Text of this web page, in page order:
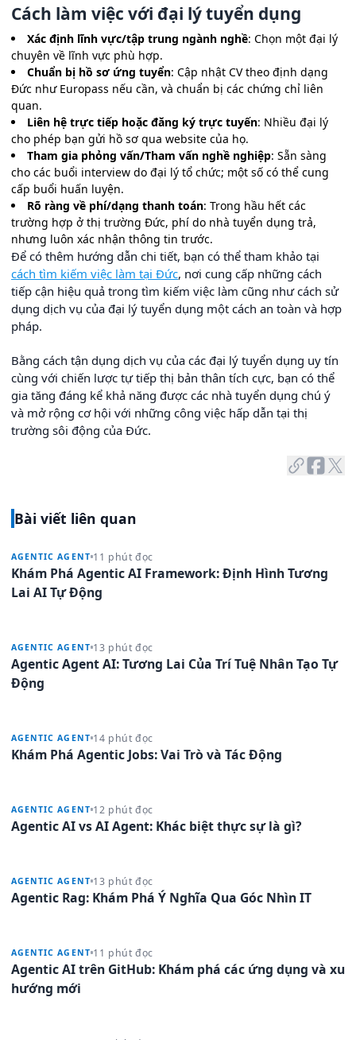
Cách làm việc với đại lý tuyển dụng
Xác định lĩnh vực/tập trung ngành nghề: Chọn một đại lý
chuyên về lĩnh vực phù hợp.
Chuẩn bị hồ sơ ứng tuyển: Cập nhật CV theo định dạng
Đức như Europass nếu cần, và chuẩn bị các chứng chỉ liên
quan.
Liên hệ trực tiếp hoặc đăng ký trực tuyến: Nhiều đại lý
cho phép bạn gửi hồ sơ qua website của họ.
Tham gia phỏng vấn/Tham vấn nghề nghiệp: Sẵn sàng
cho các buổi interview do đại lý tổ chức; một số có thể cung
cấp buổi huấn luyện.
Rõ ràng về phí/dạng thanh toán: Trong hầu hết các
trường hợp ở thị trường Đức, phí do nhà tuyển dụng trả,
nhưng luôn xác nhận thông tin trước.
Để có thêm hướng dẫn chi tiết, bạn có thể tham khảo tại
cách tìm kiếm việc làm tại Đức, nơi cung cấp những cách
tiếp cận hiệu quả trong tìm kiếm việc làm cũng như cách sử
dụng dịch vụ của đại lý tuyển dụng một cách an toàn và hợp
pháp.
Bằng cách tận dụng dịch vụ của các đại lý tuyển dụng uy tín
cùng với chiến lược tự tiếp thị bản thân tích cực, bạn có thể
gia tăng đáng kể khả năng được các nhà tuyển dụng chú ý
và mở rộng cơ hội với những công việc hấp dẫn tại thị
trường sôi động của Đức.
Bài viết liên quan
AGENTIC AGENT 11 phút đọc
Khám Phá Agentic AI Framework: Định Hình Tương
Lai AI Tự Động
AGENTIC AGENT 13 phút đọc
Agentic Agent AI: Tương Lai Của Trí Tuệ Nhân Tạo Tự
Động
AGENTIC AGENT 14 phút đọc
Khám Phá Agentic Jobs: Vai Trò và Tác Động
AGENTIC AGENT 12 phút đọc
Agentic AI vs AI Agent: Khác biệt thực sự là gì?
AGENTIC AGENT 13 phút đọc
Agentic Rag: Khám Phá Ý Nghĩa Qua Góc Nhìn IT
AGENTIC AGENT 11 phút đọc
Agentic AI trên GitHub: Khám phá các ứng dụng và xu
hướng mới